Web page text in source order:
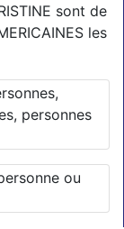
sont de
les